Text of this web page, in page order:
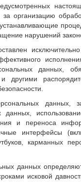
за организацию
нарушений
данных,
другими
данных,
данных,
и переноса
интерфейсы
карманных
данных
исковой